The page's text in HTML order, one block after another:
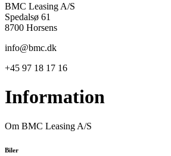
BMC Leasing A/S
Spedalsø 61
8700 Horsens
info@bmc.dk
+45 97 18 17 16
Information
Om BMC Leasing A/S
Biler